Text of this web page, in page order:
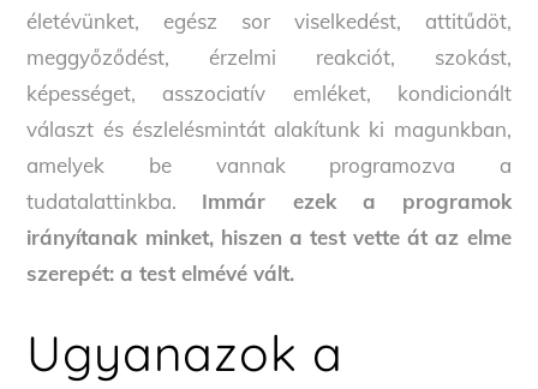
életévünket, egész sor viselkedést, attitűdöt,
meggyőződést, érzelmi reakciót, szokást,
képességet, asszociatív emléket, kondicionált
választ és észlelésmintát alakítunk ki magunkban,
amelyek be vannak programozva a
tudatalattinkba. Immár ezek a programok
irányítanak minket, hiszen a test vette át az elme
szerepét: a test elmévé vált.
Ugyanazok a